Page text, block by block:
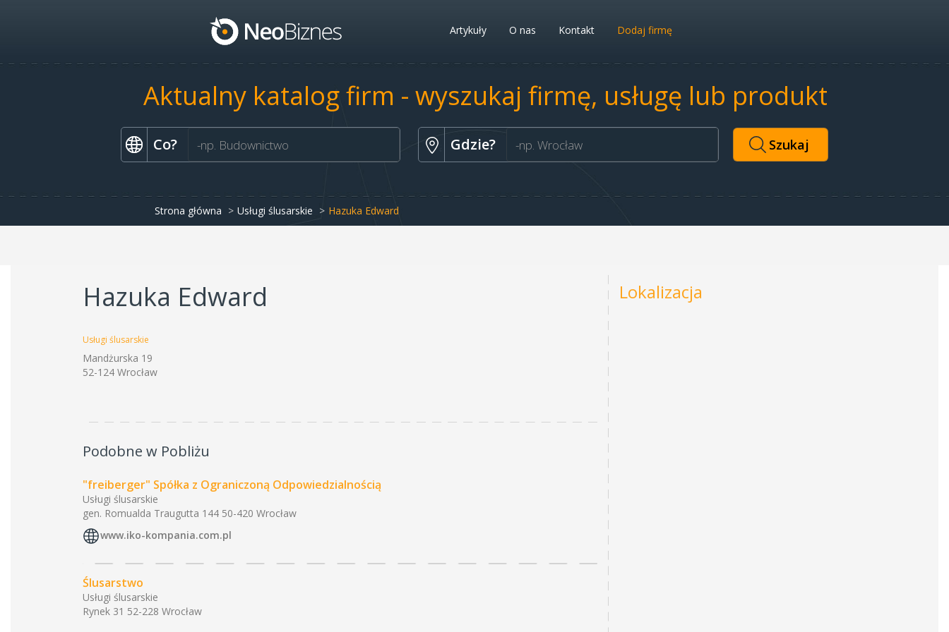
Artykuły O nas Kontakt Dodaj firmę
Aktualny katalog firm - wyszukaj firmę, usługę lub produkt
Co? Gdzie?
Strona główna Usługi ślusarskie Hazuka Edward
Hazuka Edward
Usługi ślusarskie
Mandżurska 19
52-124 Wrocław
Podobne w Pobliżu
"freiberger" Spółka z Ograniczoną Odpowiedzialnością
Usługi ślusarskie
gen. Romualda Traugutta 144 50-420 Wrocław
www.iko-kompania.com.pl
Ślusarstwo
Usługi ślusarskie
Rynek 31 52-228 Wrocław
Lokalizacja